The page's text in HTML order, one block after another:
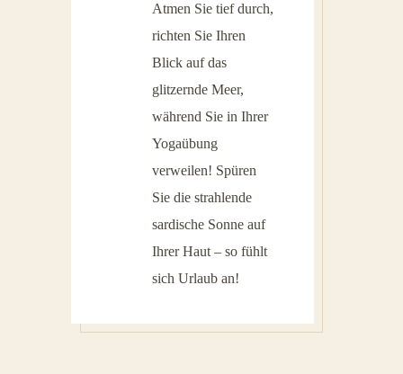
Atmen Sie tief durch,
richten Sie Ihren
Blick auf das
glitzernde Meer,
während Sie in Ihrer
Yogaübung
verweilen! Spüren
Sie die strahlende
sardische Sonne auf
Ihrer Haut – so fühlt
sich Urlaub an!